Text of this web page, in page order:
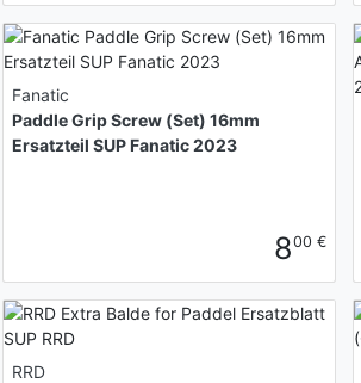
Fanatic
Paddle Grip Screw (Set) 16mm
Ersatzteil SUP Fanatic 2023
800 €
RRD